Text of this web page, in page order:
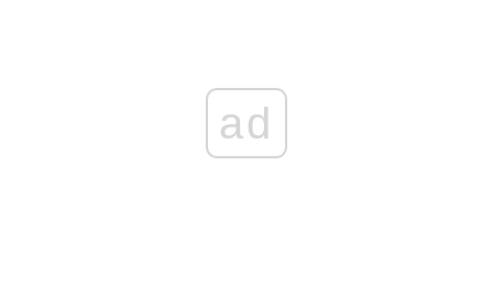
ad